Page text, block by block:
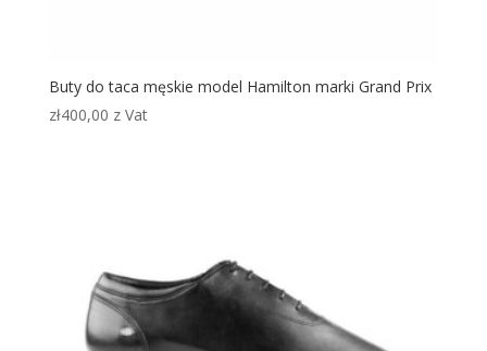
Buty do taca męskie model Hamilton marki Grand Prix
zł400,00 z Vat